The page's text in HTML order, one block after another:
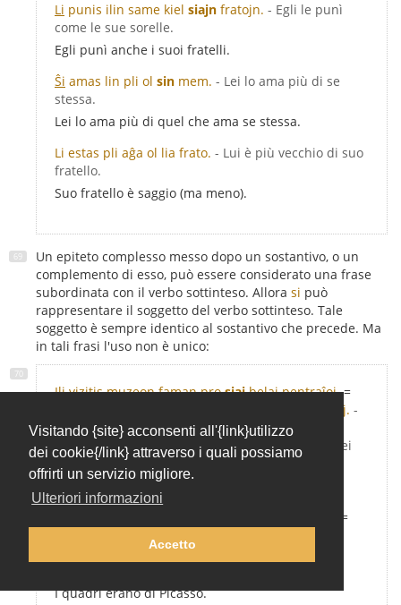
Visitando {site} acconsenti all'{link}utilizzo
dei cookie{/link} attraverso i quali possiamo
offrirti un servizio migliore.
Ulteriori informazioni
Accetto
Li punis ilin same kiel siajn fratojn. - Egli le punì
come le sue sorelle.
Egli punì anche i suoi fratelli.
Ŝi amas lin pli ol sin mem. - Lei lo ama più di se
stessa.
Lei lo ama più di quel che ama se stessa.
Li estas pli aĝa ol lia frato. - Lui è più vecchio di suo
fratello.
Suo fratello è saggio (ma meno).
Un epiteto complesso messo dopo un sostantivo, o un
complemento di esso, può essere considerato una frase
subordinata con il verbo sottinteso. Allora si può
rappresentare il soggetto del verbo sottinteso. Tale
soggetto è sempre identico al sostantivo che precede. Ma
in tali frasi l'uso non è unico:
Ili vizitismuzeonfaman prosiajbelaj pentraĵoj.=
belaj pentraĵoj. -
Essi visitarono un museo famoso per i suoi bei
quadri.= ... un museo, che è famoso per i suoi bei
quadri.
I quadri appartengono al museo.
=
Picasso visitò un museo famoso per i suoi (di
I quadri erano di Picasso.